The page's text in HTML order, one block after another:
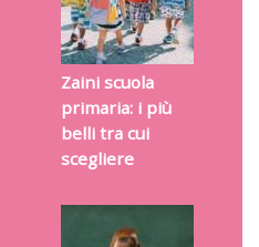
Zaini scuola
primaria: i più
belli tra cui
scegliere